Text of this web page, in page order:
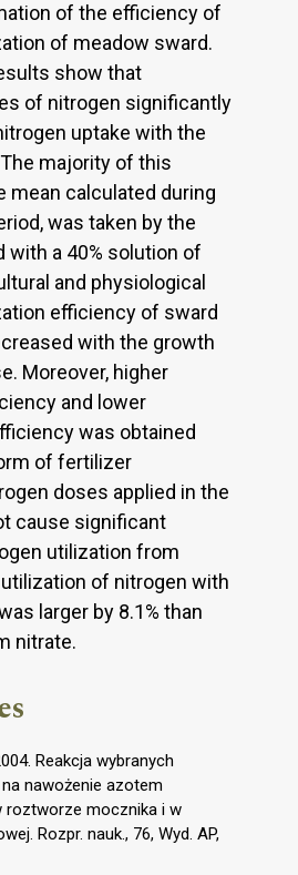
of the efficiency of
of meadow sward.
show that
of nitrogen significantly
uptake with the
majority of this
mean calculated during
was taken by the
with a 40% solution of
and physiological
efficiency of sward
with the growth
Moreover, higher
and lower
was obtained
of fertilizer
doses applied in the
cause significant
utilization from
of nitrogen with
larger by 8.1% than
nitrate.
Reakcja wybranych
nawożenie azotem
roztworze mocznika i w
Rozpr. nauk., 76, Wyd. AP,